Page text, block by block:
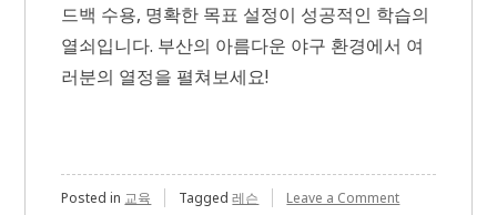
드백 수용, 명확한 목표 설정이 성공적인 학습의
열쇠입니다. 부산의 아름다운 야구 환경에서 여
러분의 열정을 펼쳐보세요!
Posted in 교육 Tagged레슨 Leave a Commenton